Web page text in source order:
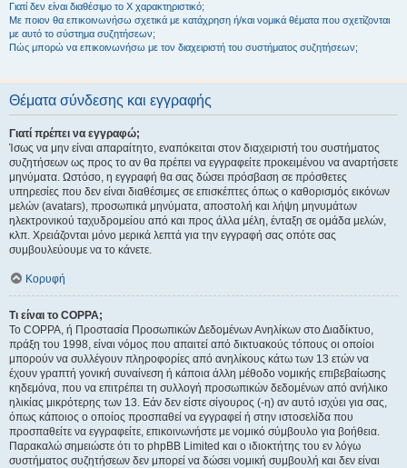
Γιατί δεν είναι διαθέσιμο το Χ χαρακτηριστικό;
Με ποιον θα επικοινωνήσω σχετικά με κατάχρηση ή/και νομικά θέματα που σχετίζονται
με αυτό το σύστημα συζητήσεων;
Πώς μπορώ να επικοινωνήσω με τον διαχειριστή του συστήματος συζητήσεων;
Θέματα σύνδεσης και εγγραφής
Γιατί πρέπει να εγγραφώ;
Ίσως να μην είναι απαραίτητο, εναπόκειται στον διαχειριστή του συστήματος
συζητήσεων ως προς το αν θα πρέπει να εγγραφείτε προκειμένου να αναρτήσετε
μηνύματα. Ωστόσο, η εγγραφή θα σας δώσει πρόσβαση σε πρόσθετες
υπηρεσίες που δεν είναι διαθέσιμες σε επισκέπτες όπως ο καθορισμός εικόνων
μελών (avatars), προσωπικά μηνύματα, αποστολή και λήψη μηνυμάτων
ηλεκτρονικού ταχυδρομείου από και προς άλλα μέλη, ένταξη σε ομάδα μελών,
κλπ. Χρειάζονται μόνο μερικά λεπτά για την εγγραφή σας οπότε σας
συμβουλεύουμε να το κάνετε.
Κορυφή
Τι είναι το COPPA;
Το COPPA, ή Προστασία Προσωπικών Δεδομένων Ανηλίκων στο Διαδίκτυο,
πράξη του 1998, είναι νόμος που απαιτεί από δικτυακούς τόπους οι οποίοι
μπορούν να συλλέγουν πληροφορίες από ανηλίκους κάτω των 13 ετών να
έχουν γραπτή γονική συναίνεση ή κάποια άλλη μέθοδο νομικής επιβεβαίωσης
κηδεμόνα, που να επιτρέπει τη συλλογή προσωπικών δεδομένων από ανήλικο
ηλικίας μικρότερης των 13. Εάν δεν είστε σίγουρος (-η) αν αυτό ισχύει για σας,
όπως κάποιος ο οποίος προσπαθεί να εγγραφεί ή στην ιστοσελίδα που
προσπαθείτε να εγγραφείτε, επικοινωνήστε με νομικό σύμβουλο για βοήθεια.
Παρακαλώ σημειώστε ότι το phpBB Limited και ο ιδιοκτήτης του εν λόγω
συστήματος συζητήσεων δεν μπορεί να δώσει νομική συμβουλή και δεν είναι